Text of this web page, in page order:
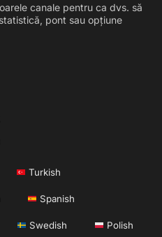
canale pentru ca dvs. să
pont sau opțiune
Turkish
Spanish
Swedish Polish